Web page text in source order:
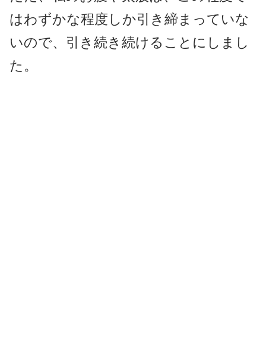
はわずかな程度しか引き締まっていな
いので、引き続き続けることにしまし
た。